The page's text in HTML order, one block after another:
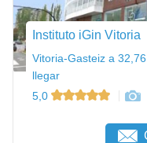
Instituto iGin Vitoria
Vitoria-Gasteiz a
llegar
5,0